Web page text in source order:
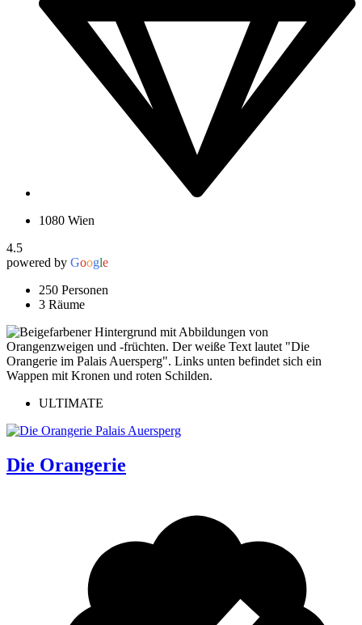
1080 Wien
4.5
powered by Google
250 Personen
3 Räume
ULTIMATE
Die Orangerie